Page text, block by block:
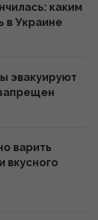
на Луну:
сегодня,
носителей
каким
в Украине
эвакуируют
варить
вкусного